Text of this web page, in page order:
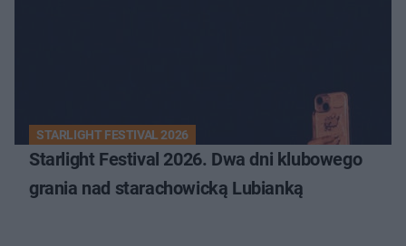
STARLIGHT FESTIVAL 2026
Starlight Festival 2026. Dwa dni klubowego
grania nad starachowicką Lubianką